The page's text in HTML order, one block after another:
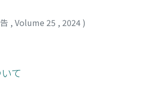
, Volume 25 , 2024)
て